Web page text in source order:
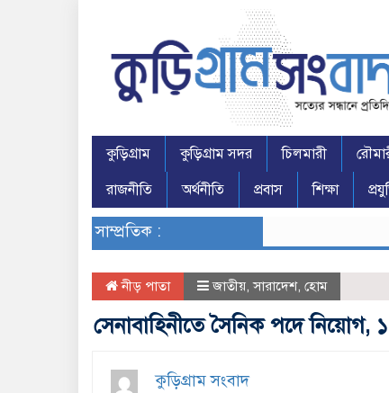
কুড়িগ্রাম কুড়িগ্রাম সদর চিলমারী
রাজনীতি
অর্থনীতি প্রবাস শিক্ষা
সাম্প্রতিক :
নীড় পাতা জাতীয়,সারাদেশ, হোম
সেনাবাহিনীতে সৈনিক পদে
কুড়িগ্রাম সংবাদ